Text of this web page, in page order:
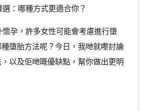
選：哪種方式更適合你？
，許多女性可能會考慮進行墮
墮胎方法呢？今日，我哋就嚟討論
以及佢哋嘅優缺點，幫你做出更明